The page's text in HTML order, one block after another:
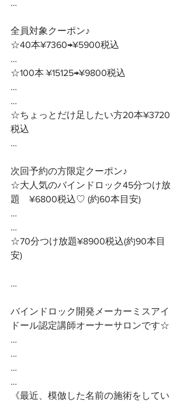
…
全員対象クーポン♪
☆40本¥7360→¥5900税込
…
☆100本 ¥15125→¥9800税込
…
…
☆ちょっとだけ足したい方20本¥3720
税込
…
次回予約の方限定クーポン♪
☆大人気のバインドロック45分つけ放
題　¥6800税込♡ (約60本目安)
…
…
☆70分つけ放題¥8900税込(約90本目
安)
…
バインドロック開発メーカーミスアイ
ドール認定講師オーナーサロンです☆
…
…
…
…
《最近、模倣した名前の施術をしてい